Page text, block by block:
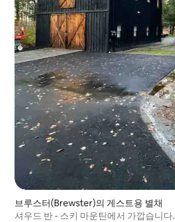
브루스터(Brewster)의 게스트용 별채
셔우드 반 - 스키 마운틴에서 가깝습니다.